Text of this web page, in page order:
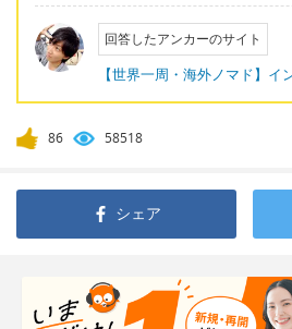
回答したアンカーのサイト
【世界一周・海外ノマド】イ
86 58518
シェア